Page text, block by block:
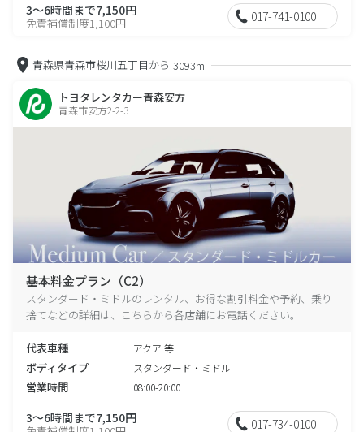
3～6時間まで7,150円
免責補償制度1,100円 017-741-0100
青森県青森市桜川五丁目から 3093m
トヨタレンタカー青森安方
青森市安方2-2-3
基本料金プラン（C2）
スタンダード・ミドルのレンタル、お得な割引料金や予約、乗り
捨てなどの詳細は、こちらから各店舗にお電話ください。
代表車種 アクア 等
ボディタイプ スタンダード・ミドル
営業時間 08:00-20:00
3～6時間まで7,150円 017-734-0100